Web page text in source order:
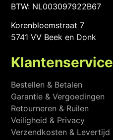
BTW: NL003097922B67
Korenbloemstraat 7
5741 VV Beek en Donk
Klantenservice
Bestellen & Betalen
Garantie & Vergoedingen
Retourneren & Ruilen
Veiligheid & Privacy
Verzendkosten & Levertijd